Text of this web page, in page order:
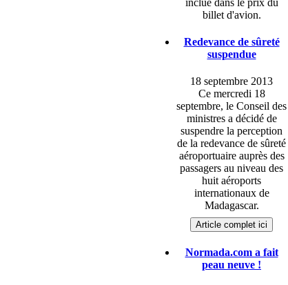
billet d'avion.
Redevance de sûreté
suspendue
18 septembre 2013
Ce mercredi 18
septembre, le Conseil des
ministres a décidé de
suspendre la perception
de la redevance de sûreté
aéroportuaire auprès des
passagers au niveau des
huit aéroports
internationaux de
Madagascar.
Article complet ici
Normada.com a fait
peau neuve !